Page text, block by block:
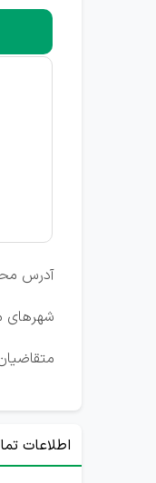
آدرس
شهرهای
اطلاعات